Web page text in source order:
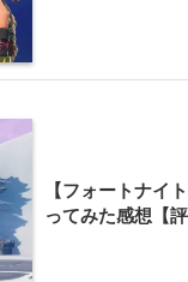
【フォートナイ
ってみた感想【